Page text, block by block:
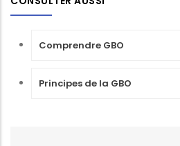
Comprendre GBO
Principes de la GBO